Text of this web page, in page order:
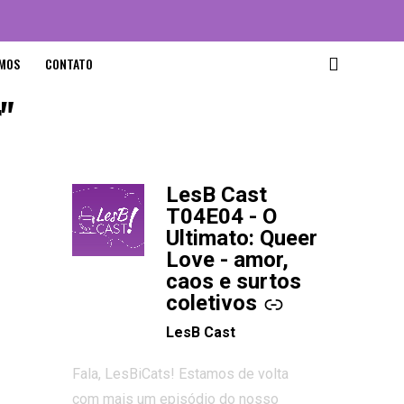
CONTATO
LesB Cast
T04E04 - O
Ultimato: Queer
Love - amor,
caos e surtos
coletivos
-
LesB Cast
Fala, LesBiCats! Estamos de volta
com mais um episódio do nosso